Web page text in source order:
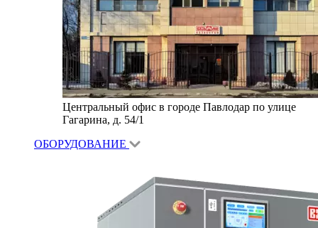
Центральный офис в городе Павлодар по улице
Гагарина, д. 54/1
ОБОРУДОВАНИЕ